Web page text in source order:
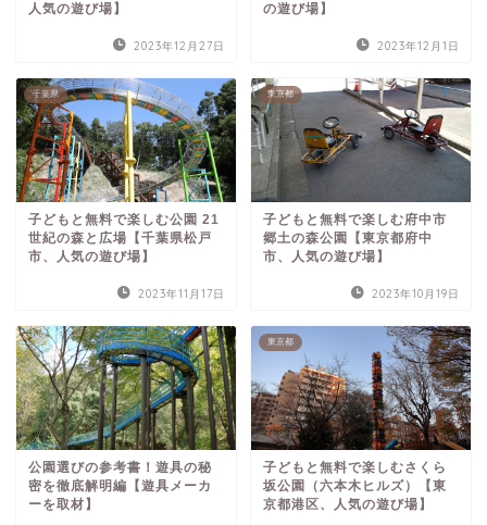
人気の遊び場】
2023年12月27日
の遊び場】
2023年12月1日
千葉県
子どもと無料で楽しむ公園 21
世紀の森と広場【千葉県松戸
市、人気の遊び場】
2023年11月17日
東京都
子どもと無料で楽しむ府中市
郷土の森公園【東京都府中
市、人気の遊び場】
2023年10月19日
公園選びの参考書！遊具の秘
密を徹底解明編【遊具メーカ
ーを取材】
東京都
子どもと無料で楽しむさくら
坂公園（六本木ヒルズ）【東
京都港区、人気の遊び場】